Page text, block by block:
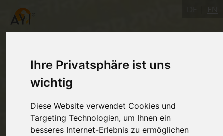
Ihre Privatsphäre ist uns
wichtig
Diese Website verwendet Cookies und
Targeting Technologien, um Ihnen ein
besseres Internet-Erlebnis zu ermöglichen